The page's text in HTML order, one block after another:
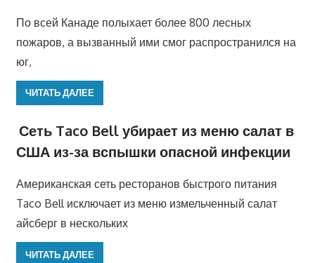
По всей Канаде полыхает более 800 лесных
пожаров, а вызванный ими смог распространился на
юг,
ЧИТАТЬ ДАЛЕЕ
Сеть Taco Bell убирает из меню салат в
США из-за вспышки опасной инфекции
Американская сеть ресторанов быстрого питания
Taco Bell исключает из меню измельченный салат
айсберг в нескольких
ЧИТАТЬ ДАЛЕЕ